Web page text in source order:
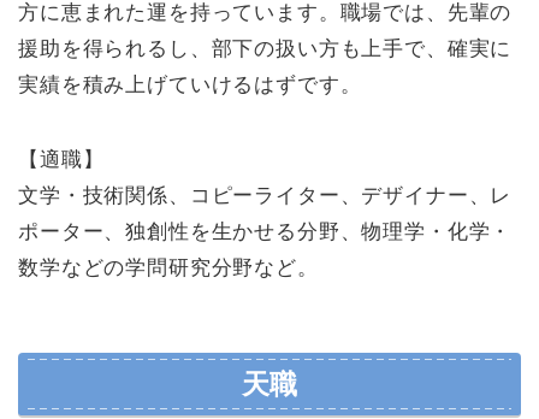
方に恵まれた運を持っています。職場では、先輩の
援助を得られるし、部下の扱い方も上手で、確実に
実績を積み上げていけるはずです。
【適職】
文学・技術関係、コピーライター、デザイナー、レ
ポーター、独創性を生かせる分野、物理学・化学・
数学などの学問研究分野など。
天職